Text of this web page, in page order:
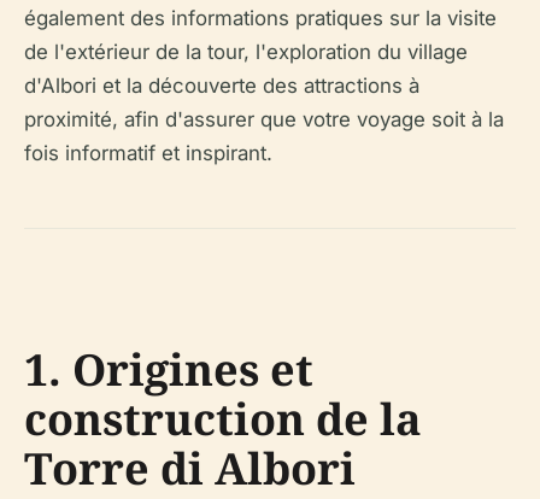
également des informations pratiques sur la visite
de l'extérieur de la tour, l'exploration du village
d'Albori et la découverte des attractions à
proximité, afin d'assurer que votre voyage soit à la
fois informatif et inspirant.
1. Origines et
construction de la
Torre di Albori